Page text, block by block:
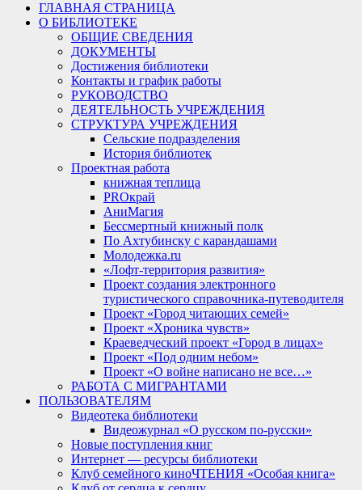
ГЛАВНАЯ СТРАНИЦА
О БИБЛИОТЕКЕ
ОБЩИЕ СВЕДЕНИЯ
ДОКУМЕНТЫ
Достижения библиотеки
Контакты и график работы
РУКОВОДСТВО
ДЕЯТЕЛЬНОСТЬ УЧРЕЖДЕНИЯ
СТРУКТУРА УЧРЕЖДЕНИЯ
Сельские подразделения
История библиотек
Проектная работа
книжная теплица
PROкрай
АниМагия
Бессмертный книжный полк
По Ахтубинску с карандашами
Молодежка.ru
«Лофт-территория развития»
Проект создания электронного
туристического справочника-путеводителя
Проект «Город читающих семей»
Проект «Хроника чувств»
Краеведческий проект «Город в лицах»
Проект «Под одним небом»
Проект «О войне написано не все…»
РАБОТА С МИГРАНТАМИ
ПОЛЬЗОВАТЕЛЯМ
Видеотека библиотеки
Видеожурнал «О русском по-русски»
Новые поступления книг
Интернет — ресурсы библиотеки
Клуб семейного киноЧТЕНИЯ «Особая книга»